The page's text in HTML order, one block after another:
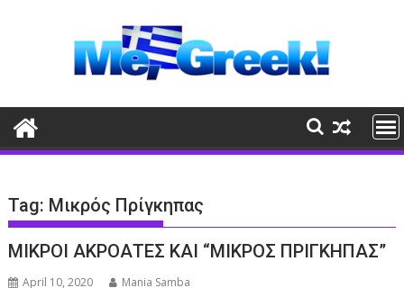
Tag: Μικρός Πρίγκηπας
ΜΙΚΡΟΙ ΑΚΡΟΑΤΕΣ ΚΑΙ “ΜΙΚΡΟΣ ΠΡΙΓΚΗΠΑΣ”
April 10, 2020 Mania Samba